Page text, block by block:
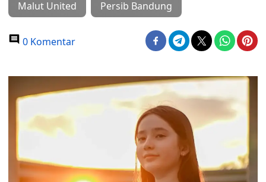
Malut United Persib Bandung
0 Komentar